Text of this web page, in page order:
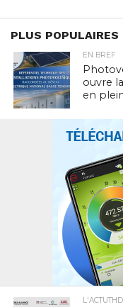
PLUS POPULAIRES
EN BREF
ouvre
en
L'ACTUTHD